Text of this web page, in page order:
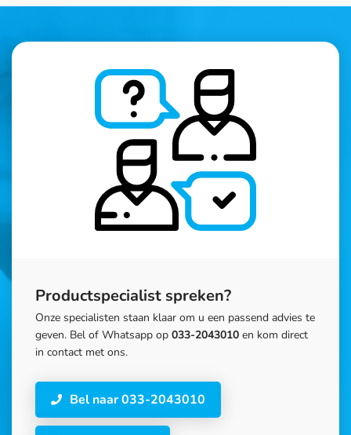
Productspecialist spreken?
Onze specialisten staan klaar om u een passend advies te
geven. Bel of Whatsapp op 033-2043010 en kom direct
in contact met ons.
Bel naar 033-2043010